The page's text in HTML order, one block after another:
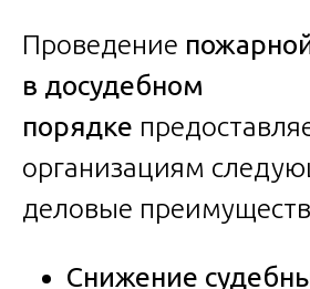
Проведение
в досудебном
порядке
организациям
деловые
Снижение